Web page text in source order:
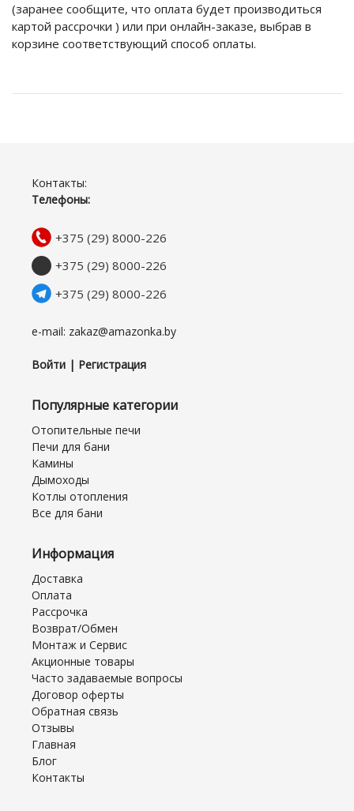
(заранее сообщите, что оплата будет производиться
картой рассрочки ) или при онлайн-заказе, выбрав в
корзине соответствующий способ оплаты.
Контакты:
Телефоны:
+375 (29) 8000-226
+375 (29) 8000-226
+375 (29) 8000-226
e-mail: zakaz@amazonka.by
Войти | Регистрация
Популярные категории
Отопительные печи
Печи для бани
Камины
Дымоходы
Котлы отопления
Все для бани
Информация
Доставка
Оплата
Рассрочка
Возврат/Обмен
Монтаж и Сервис
Акционные товары
Часто задаваемые вопросы
Договор оферты
Обратная связь
Отзывы
Главная
Блог
Контакты